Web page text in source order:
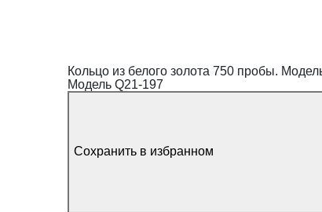
Кольцо из белого золота 750 пробы.
Модель Q21-197
Сохранить в избранном